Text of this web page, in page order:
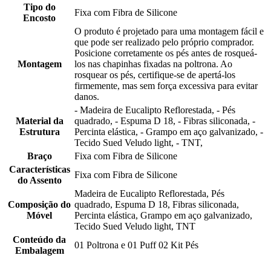
Tipo do
Encosto
Fixa com Fibra de Silicone
Montagem
O produto é projetado para uma montagem fácil e
que pode ser realizado pelo próprio comprador.
Posicione corretamente os pés antes de rosqueá-
los nas chapinhas fixadas na poltrona. Ao
rosquear os pés, certifique-se de apertá-los
firmemente, mas sem força excessiva para evitar
danos.
Material da
Estrutura
- Madeira de Eucalipto Reflorestada, - Pés
quadrado, - Espuma D 18, - Fibras siliconada, -
Percinta elástica, - Grampo em aço galvanizado, -
Tecido Sued Veludo light, - TNT,
Braço
Fixa com Fibra de Silicone
Características
do Assento
Fixa com Fibra de Silicone
Composição do
Móvel
Madeira de Eucalipto Reflorestada, Pés
quadrado, Espuma D 18, Fibras siliconada,
Percinta elástica, Grampo em aço galvanizado,
Tecido Sued Veludo light, TNT
Conteúdo da
Embalagem
01 Poltrona e 01 Puff 02 Kit Pés